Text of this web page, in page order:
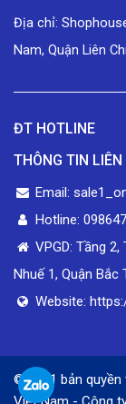
Địa chỉ:
Nam, Quận Liên
ĐT HOTLINE
THÔNG TIN LIÊN
Email:
Hotline:
VPGD: Tầng
Nhuế 1, Quận Bắc
Website:
© 2021 bản quyền